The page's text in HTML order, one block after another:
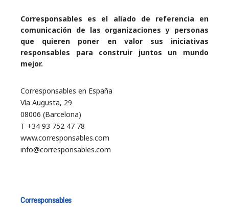
Corresponsables es el aliado de referencia en
comunicación de las organizaciones y personas
que quieren poner en valor sus iniciativas
responsables para construir juntos un mundo
mejor.
Corresponsables en España
Vía Augusta, 29
08006 (Barcelona)
T +34 93 752 47 78
www.corresponsables.com
info@corresponsables.com
Corresponsables